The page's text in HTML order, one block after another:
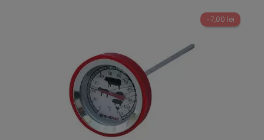
-7,00 lei